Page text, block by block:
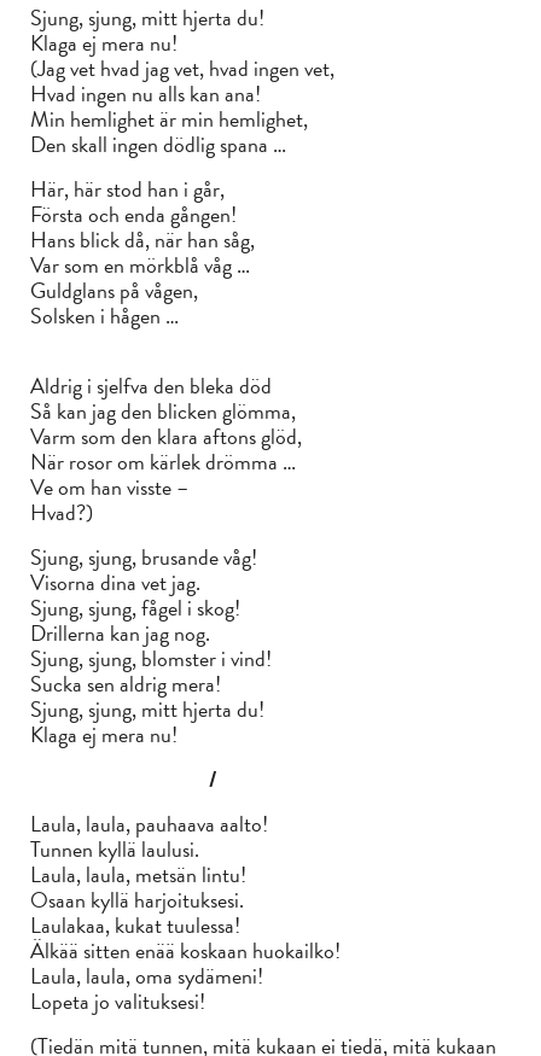
Sjung, sjung, mitt hjerta du!
Klaga ej mera nu!
(Jag vet hvad jag vet, hvad ingen vet,
Hvad ingen nu alls kan ana!
Min hemlighet är min hemlighet,
Den skall ingen dödlig spana …
Här, här stod han i går,
Första och enda gången!
Hans blick då, när han såg,
Var som en mörkblå våg …
Guldglans på vågen,
Solsken i hågen …
Aldrig i sjelfva den bleka död
Så kan jag den blicken glömma,
Varm som den klara aftons glöd,
När rosor om kärlek drömma …
Ve om han visste –
Hvad?)
Sjung, sjung, brusande våg!
Visorna dina vet jag.
Sjung, sjung, fågel i skog!
Drillerna kan jag nog.
Sjung, sjung, blomster i vind!
Sucka sen aldrig mera!
Sjung, sjung, mitt hjerta du!
Klaga ej mera nu!
/
Laula, laula, pauhaava aalto!
Tunnen kyllä laulusi.
Laula, laula, metsän lintu!
Osaan kyllä harjoituksesi.
Laulakaa, kukat tuulessa!
Älkää sitten enää koskaan huokailko!
Laula, laula, oma sydämeni!
Lopeta jo valituksesi!
(Tiedän mitä tunnen, mitä kukaan ei tiedä, mitä kukaan